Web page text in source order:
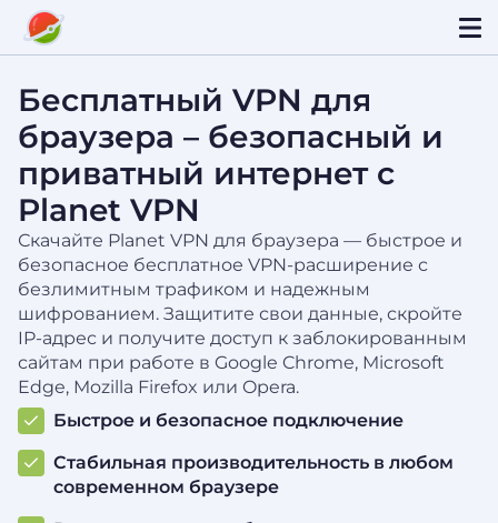
Бесплатный VPN для
браузера – безопасный и
приватный интернет с
Planet VPN
Скачайте Planet VPN для браузера — быстрое и
безопасное бесплатное VPN-расширение с
безлимитным трафиком и надежным
шифрованием. Защитите свои данные, скройте
IP-адрес и получите доступ к заблокированным
сайтам при работе в Google Chrome, Microsoft
Edge, Mozilla Firefox или Opera.
Быстрое и безопасное подключение
Стабильная производительность в любом
современном браузере